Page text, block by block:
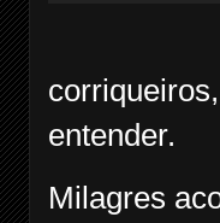
entender.
Milagres